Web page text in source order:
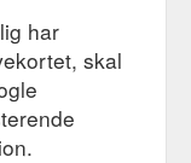
har
skal